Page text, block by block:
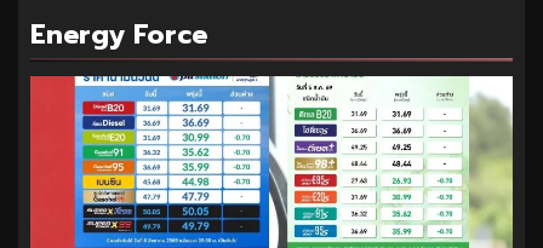
Energy Force